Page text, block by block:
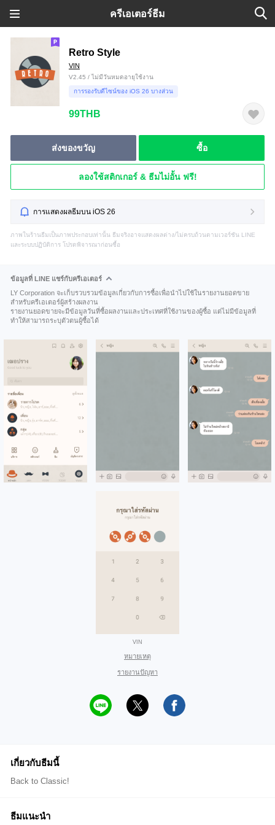
ครีเอเตอร์ธีม
Retro Style
VIN
V2.45 / ไม่มีวันหมดอายุใช้งาน
การรองรับดีไซน์ของ iOS 26 บางส่วน
99THB
ส่งของขวัญ ซื้อ
ลองใช้สติกเกอร์ & ธีมไม่อั้น ฟรี!
การแสดงผลธีมบน iOS 26
ภาพในร้านธีมเป็นภาพประกอบเท่านั้น ธีมจริงอาจแสดงผลต่าง/ไม่ครบถ้วนตามเวอร์ชัน LINE
และระบบปฏิบัติการ โปรดพิจารณาก่อนซื้อ
ข้อมูลที่ LINE แชร์กับครีเอเตอร์
LY Corporation จะเก็บรวบรวมข้อมูลเกี่ยวกับการซื้อเพื่อนำไปใช้ในรายงานยอดขาย
สำหรับครีเอเตอร์ผู้สร้างผลงาน
รายงานยอดขายจะมีข้อมูลวันที่ซื้อผลงานและประเทศที่ใช้งานของผู้ซื้อ แต่ไม่มีข้อมูลที่
ทำให้สามารถระบุตัวตนผู้ซื้อได้
VIN
หมายเหตุ
รายงานปัญหา
เกี่ยวกับธีมนี้
Back to Classic!
ธีมแนะนำ